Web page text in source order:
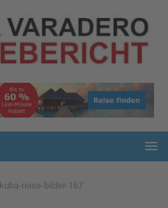
kuba-reise-bilder-167